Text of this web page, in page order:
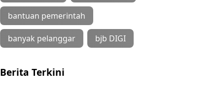
bantuan pemerintah
banyak pelanggar bjb DIGI
Berita Terkini